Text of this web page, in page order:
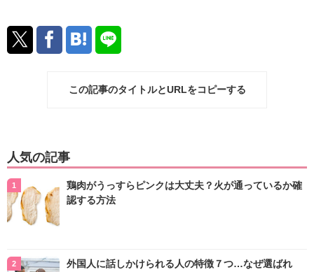
この記事のタイトルとURLをコピーする
人気の記事
鶏肉がうっすらピンクは大丈夫？火が通っているか確
認する方法
外国人に話しかけられる人の特徴７つ…なぜ選ばれ